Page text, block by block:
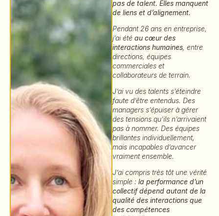
pas de talent. Elles manquent
de liens et d’alignement.
Pendant 26 ans en entreprise,
j’ai étéau cœur des
interactions humaines, entre
directions, équipes
commerciales et
collaborateurs de terrain.
J’ai vu des talents s’éteindre
faute d’être entendus. Des
managers s’épuiser à gérer
des tensions qu’ils n’arrivaient
pas à nommer. Des équipes
brillantes individuellement,
mais incapables d’avancer
vraiment ensemble.
J’ai compris très tôt une vérité
simple :la performance d’un
collectif dépend autant de la
qualité des interactions que
des compétences